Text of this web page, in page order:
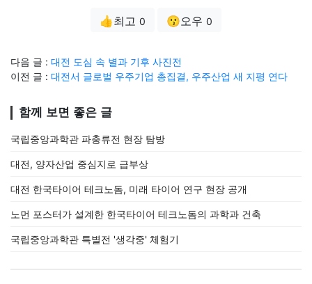
👍최고 0 😗오우 0
다음 글 : 대전 도심 속 별과 기후 사진전
이전 글 : 대전서 글로벌 우주기업 총집결, 우주산업 새 지평 연다
함께 보면 좋은 글
국립중앙과학관 파충류전 현장 탐방
대전, 양자산업 중심지로 급부상
대전 한국타이어 테크노돔, 미래 타이어 연구 현장 공개
노먼 포스터가 설계한 한국타이어 테크노돔의 과학과 건축
국립중앙과학관 특별전 '생각중' 체험기